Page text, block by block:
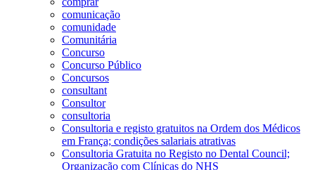
comunicação
comunidade
Comunitária
Concurso
Concurso Público
Concursos
consultant
Consultor
consultoria
Consultoria e registo gratuitos na Ordem dos Médicos
em França; condições salariais atrativas
Consultoria Gratuita no Registo no Dental Council;
Organização com Clínicas do NHS